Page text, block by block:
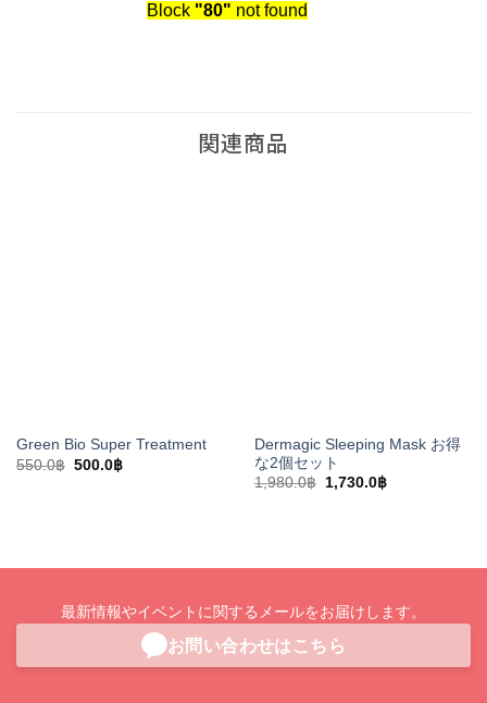
Block "80" not found
関連商品
Green Bio Super Treatment
550.0฿ 元
500.0฿現
Dermagic Sleeping Mask お得
な2個セット
1,980.0฿
元
で
1,730.0฿現
1,730.0฿
最新情報やイベントに関するメールをお届けします。
お問い合わせはこちら